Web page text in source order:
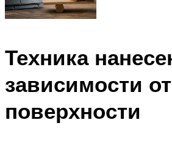
Техника
зависимости
поверхности